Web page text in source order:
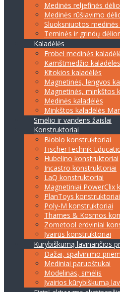
Medinės reljefinės
Medinės rūšiavimo
Sluoksniuotos
Teminės ir grindų
Kaladėlės
Frobel medinės
Kamštmedžio kaladėlės
Kitokios kaladėlės
Magnetinės, lengvos
Magnetinės, minkštos
Medinės kaladėlės
Minkštos kaladėlės
Smėlio ir vandens žaislai
Konstruktoriai
Bioblo konstruktoriai
FischerTechnik
Hubelino konstruktoriai
Incastro konstruktoriai
LaQ konstruktoriai
Magnetiniai PowerClix
PlanToys konstruktoriai
Poly-M konstruktoriai
Thames & Kosmos
Zometool erdviniai
Įvairūs konstruktoriai
Kūrybiškumą lavinančios
Dažai, spalvinimo
Mediniai paruoštukai
Modelinas, smėlis
Įvairios kūrybiškumą